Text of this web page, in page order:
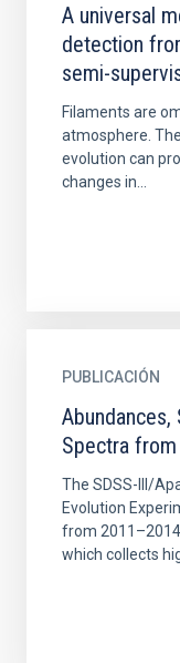
A universal
detection
semi-
Filaments are
atmosphere.
evolution can
changes in...
PUBLICACIÓN
Abundances,
Spectra from
The SDSS-III/
Evolution
from 2011–2014
which collects